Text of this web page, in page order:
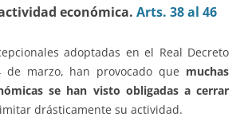
económica. Arts. 38 al 46
adoptadas en el Real Decreto
de marzo, han provocado que muchas
se han visto obligadas a cerrar
drásticamente su actividad.